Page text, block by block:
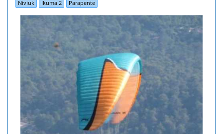
Niviuk Ikuma 2 Parapente